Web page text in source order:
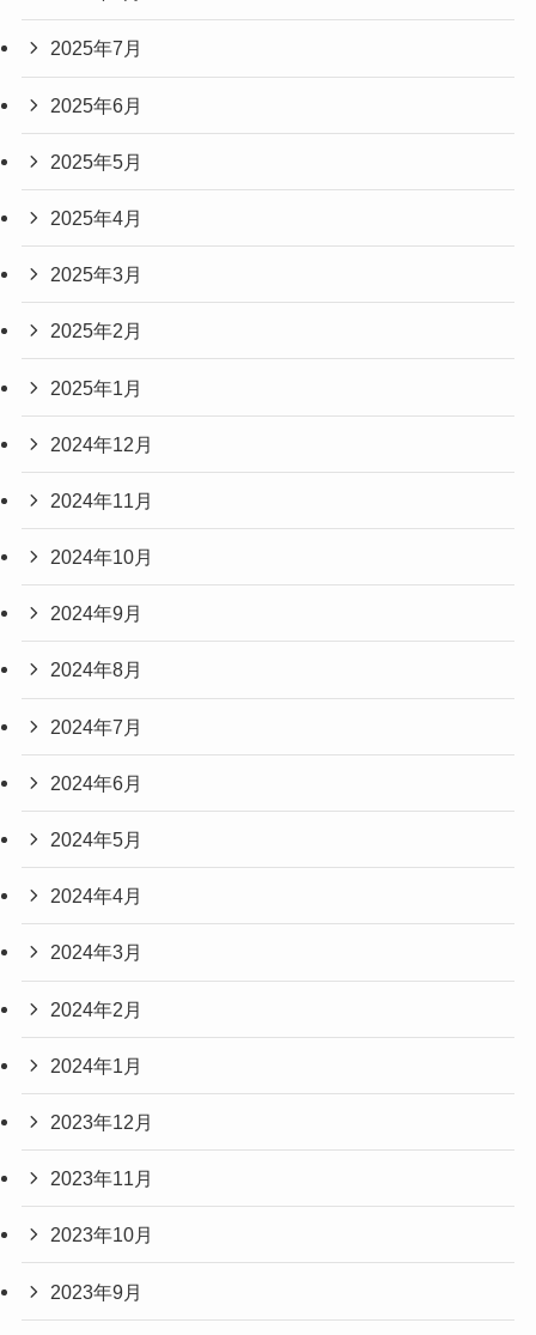
2025年7月
2025年6月
2025年5月
2025年4月
2025年3月
2025年2月
2025年1月
2024年12月
2024年11月
2024年10月
2024年9月
2024年8月
2024年7月
2024年6月
2024年5月
2024年4月
2024年3月
2024年2月
2024年1月
2023年12月
2023年11月
2023年10月
2023年9月